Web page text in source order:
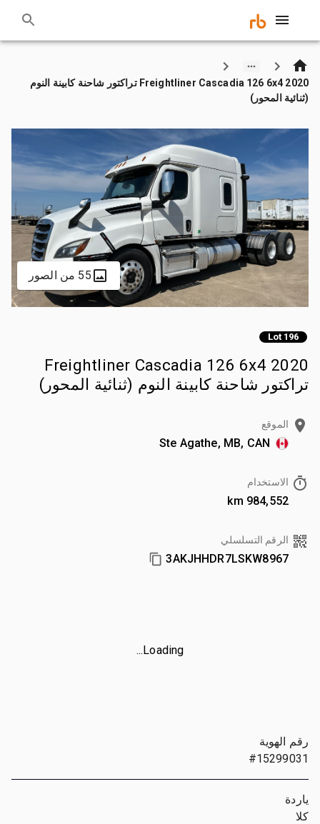
2020 Freightliner Cascadia 126 6x4 تراكتور شاحنة كابينة النوم
(ثنائية المحور)
55 من الصور
Lot 196
2020 Freightliner Cascadia 126 6x4
تراكتور شاحنة كابينة النوم (ثنائية المحور)
الموقع
Ste Agathe, MB, CAN
الاستخدام
984,552 km
الرقم التسلسلي
3AKJHHDR7LSKW8967
Loading...
رقم الهوية
#15299031
ياردة
كلا